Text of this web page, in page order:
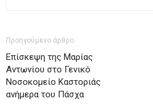
Προηγούμενο άρθρο
Επίσκεψη της Μαρίας
Αντωνίου στο Γενικό
Νοσοκομείο Καστοριάς
ανήμερα του Πάσχα